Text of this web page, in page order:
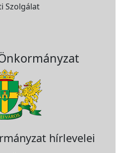
Szolgálat
hírlevelei